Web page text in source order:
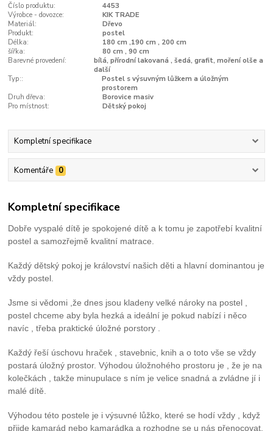
Číslo produktu:
4453
Výrobce - dovozce:
KIK TRADE
Materiál:
Dřevo
Produkt:
postel
Délka:
180 cm ,190 cm , 200 cm
šířka:
80 cm , 90 cm
Barevné provedení:
bílá, přírodní lakovaná , šedá, grafit, moření olše a
další
Typ::
Postel s výsuvným lůžkem a úložným
prostorem
Druh dřeva:
Borovice masiv
Pro místnost:
Dětský pokoj
Kompletní specifikace
Komentáře 0
Kompletní specifikace
Dobře vyspalé dítě je spokojené dítě a k tomu je zapotřebí kvalitní
postel a samozřejmě kvalitní matrace.
Každý dětský pokoj je království našich děti a hlavní dominantou je
vždy postel.
Jsme si vědomi ,že dnes jsou kladeny velké nároky na postel ,
postel chceme aby byla hezká a ideální je pokud nabízí i něco
navíc , třeba praktické úložné porstory .
Každý řeší úschovu hraček , stavebnic, knih a o toto vše se vždy
postará úložný prostor. Výhodou úložnohého prostoru je , že je na
kolečkách , takže minupulace s ním je velice snadná a zvládne jí i
malé dítě.
Výhodou této postele je i výsuvné lůžko, které se hodí vždy , když
přijde kamarád nebo kamarádka a rozhodne se u nás přenocovat.